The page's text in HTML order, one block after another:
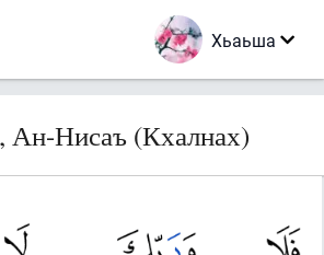
Хьаьша
Ан-Нисаъ (Кхалнах)